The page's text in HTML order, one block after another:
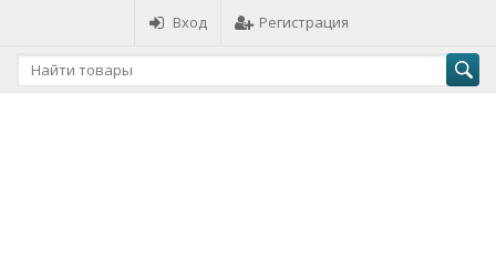
Вход Регистрация